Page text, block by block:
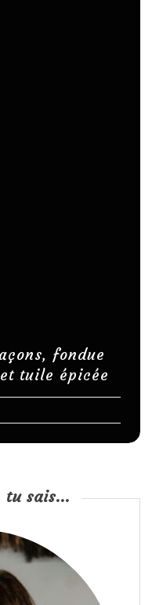
fondue
tuile épicée
tu sais...